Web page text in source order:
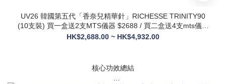
UV26 韓國第五代「香奈兒精華針」RICHESSE TRINITY90
(10支裝) 買一盒送2支MTS儀器 $2688 / 買二盒送4支mts儀器
+1盒麗珠蘭面膜+1支麗珠蘭修復面霜 $3288
HK$2,688.00 ~ HK$4,932.00
核心功效總結